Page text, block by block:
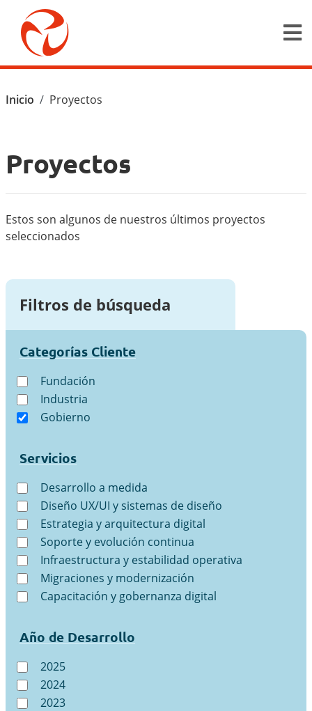
Pasar al contenido principal
Ruta de navegación
Inicio Proyectos
Proyectos
Estos son algunos de nuestros últimos proyectos
seleccionados
Filtros de búsqueda
Categorías Cliente
Fundación
Industria
Gobierno
Servicios
Desarrollo a medida
Diseño UX/UI y sistemas de diseño
Estrategia y arquitectura digital
Soporte y evolución continua
Infraestructura y estabilidad operativa
Migraciones y modernización
Capacitación y gobernanza digital
Año de Desarrollo
2025
2024
2023